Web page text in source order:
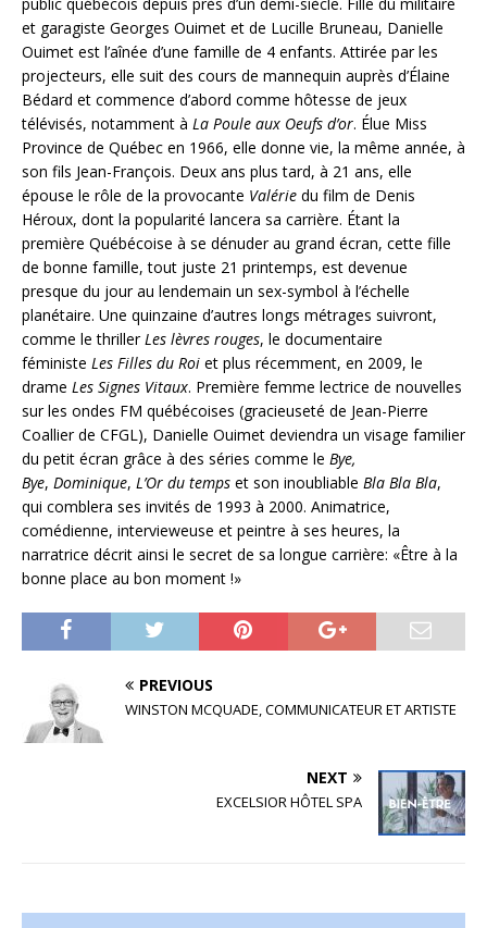
public québécois depuis près d’un demi-siècle. Fille du militaire
et garagiste Georges Ouimet et de Lucille Bruneau, Danielle
Ouimet est l’aînée d’une famille de 4 enfants. Attirée par les
projecteurs, elle suit des cours de mannequin auprès d’Élaine
Bédard et commence d’abord comme hôtesse de jeux
télévisés, notamment à La Poule aux Oeufs d’or. Élue Miss
Province de Québec en 1966, elle donne vie, la même année, à
son fils Jean-François. Deux ans plus tard, à 21 ans, elle
épouse le rôle de la provocante Valérie du film de Denis
Héroux, dont la popularité lancera sa carrière. Étant la
première Québécoise à se dénuder au grand écran, cette fille
de bonne famille, tout juste 21 printemps, est devenue
presque du jour au lendemain un sex-symbol à l’échelle
planétaire. Une quinzaine d’autres longs métrages suivront,
comme le thrillerLes lèvres rouges, le documentaire
féministe Les Filles du Roi et plus récemment, en 2009, le
drame Les Signes Vitaux. Première femme lectrice de nouvelles
sur les ondes FM québécoises (gracieuseté de Jean-Pierre
Coallier de CFGL), Danielle Ouimet deviendra un visage familier
du petit écran grâce à des séries comme le Bye,
Bye, Dominique, L’Or du temps et son inoubliable Bla Bla Bla,
qui comblera ses invités de 1993 à 2000. Animatrice,
comédienne, intervieweuse et peintre à ses heures, la
narratrice décrit ainsi le secret de sa longue carrière: «Être à la
bonne place au bon moment !»
PREVIOUS
WINSTON MCQUADE, COMMUNICATEUR ET ARTISTE
NEXT
EXCELSIOR HÔTEL SPA